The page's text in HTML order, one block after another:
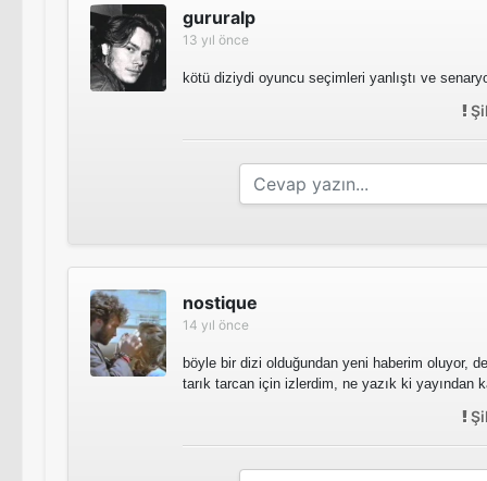
gururalp
13 yıl önce
kötü diziydi oyuncu seçimleri yanlıştı ve
nostique
14 yıl önce
böyle bir dizi olduğundan yeni haberim oluyor,
tarık tarcan için izlerdim, ne yazık ki yayından